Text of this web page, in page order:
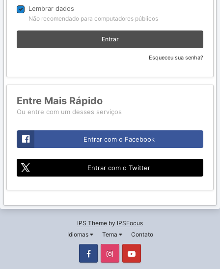
Lembrar dados
Não recomendado para computadores públicos
Entrar
Esqueceu sua senha?
Entre Mais Rápido
Ou entre com um desses serviços
Entrar com o Facebook
Entrar com o Twitter
IPS Theme by IPSFocus
Idiomas
Tema Contato
FacebookInstagram